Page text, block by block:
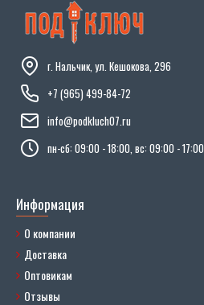
г. Нальчик, ул. Кешокова, 296
+7 (965) 499-84-72
info@podkluch07.ru
пн-сб: 09:00 - 18:00, вс: 09:00 - 17:00
Информация
О компании
Доставка
Оптовикам
Отзывы